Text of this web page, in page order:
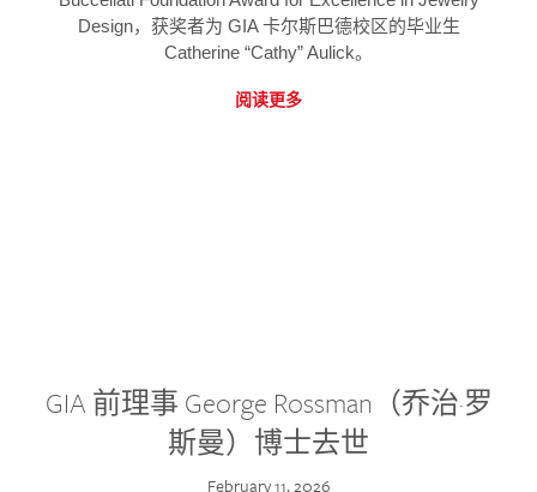
Design，获奖者为 GIA 卡尔斯巴德校区的毕业生
Catherine “Cathy” Aulick。
阅读更多
GIA 前理事 George Rossman（乔治·罗
斯曼）博士去世
February 11, 2026